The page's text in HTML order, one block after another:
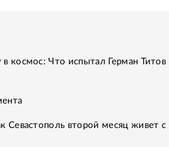
космос: Что испытал Герман Титов
Севастополь второй месяц живет с